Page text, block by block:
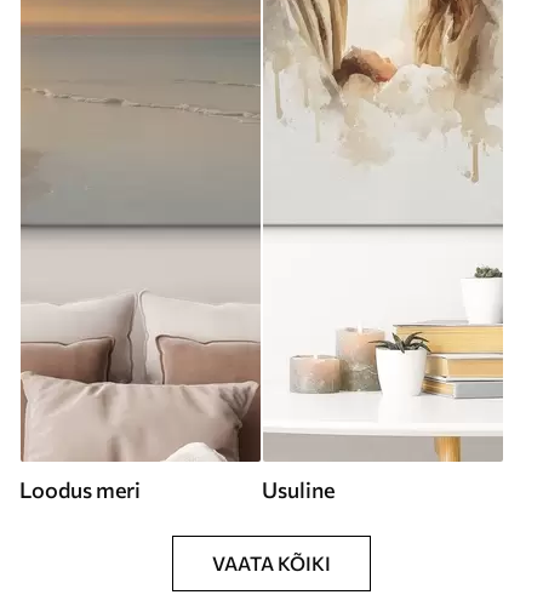
Loodus meri Usuline
VAATA KÕIKI